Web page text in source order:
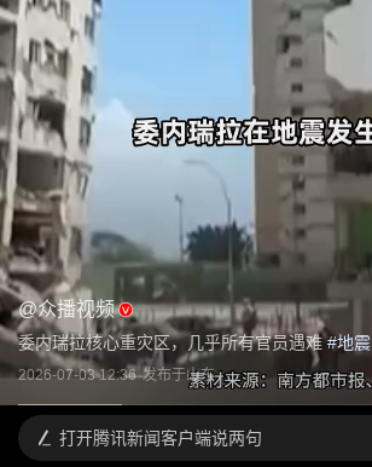
@众播视频
委内瑞拉核心重灾区，几乎所有官员遇难 #地震
2026-07-03 12:36 发布于山东
打开腾讯新闻客户端说两句